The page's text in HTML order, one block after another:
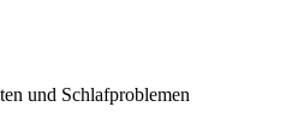
und Schlafproblemen